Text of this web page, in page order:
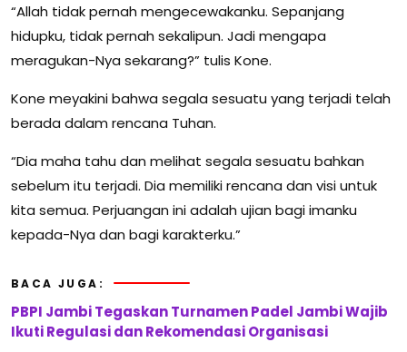
“Allah tidak pernah mengecewakanku. Sepanjang
hidupku, tidak pernah sekalipun. Jadi mengapa
meragukan-Nya sekarang?” tulis Kone.
Kone meyakini bahwa segala sesuatu yang terjadi telah
berada dalam rencana Tuhan.
“Dia maha tahu dan melihat segala sesuatu bahkan
sebelum itu terjadi. Dia memiliki rencana dan visi untuk
kita semua. Perjuangan ini adalah ujian bagi imanku
kepada-Nya dan bagi karakterku.”
BACA JUGA:
PBPI Jambi Tegaskan Turnamen Padel Jambi Wajib
Ikuti Regulasi dan Rekomendasi Organisasi